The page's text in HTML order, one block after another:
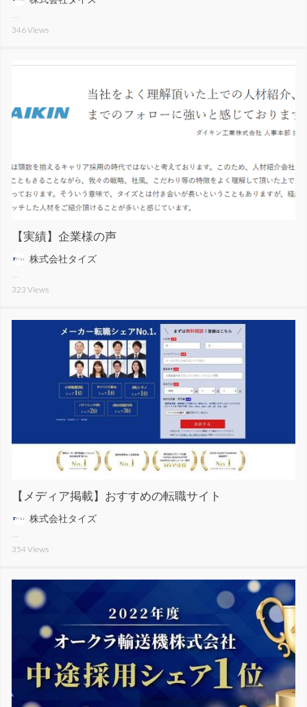
346Views
【実績】企業様の声
株式会社タイズ
323 Views
【メディア掲載】おすすめの転職サイト
株式会社タイズ
354 Views